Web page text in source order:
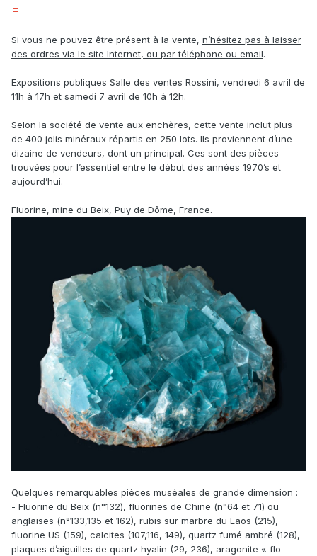
=
Si vous ne pouvez être présent à la vente, n’hésitez pas à laisser
des ordres via le site Internet, ou par téléphone ou email.
Expositions publiques Salle des ventes Rossini, vendredi 6 avril de
11h à 17h et samedi 7 avril de 10h à 12h.
Selon la société de vente aux enchères, cette vente inclut plus
de 400 jolis minéraux répartis en 250 lots. Ils proviennent d’une
dizaine de vendeurs, dont un principal. Ces sont des pièces
trouvées pour l’essentiel entre le début des années 1970’s et
aujourd’hui.
Fluorine, mine du Beix, Puy de Dôme, France.
Quelques remarquables pièces muséales de grande dimension :
- Fluorine du Beix (n°132), fluorines de Chine (n°64 et 71) ou
anglaises (n°133,135 et 162), rubis sur marbre du Laos (215),
fluorine US (159), calcites (107,116, 149), quartz fumé ambré (128),
plaques d’aiguilles de quartz hyalin (29, 236), aragonite « flo